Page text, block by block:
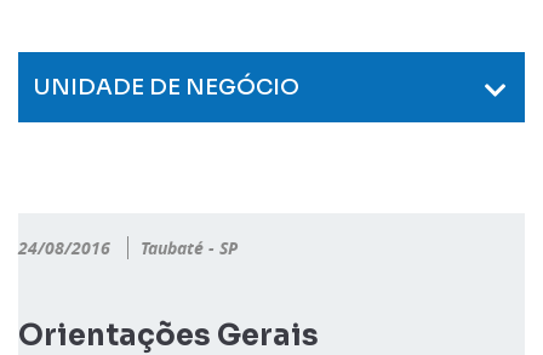
UNIDADE DE NEGÓCIO
24/08/2016 Taubaté - SP
Orientações Gerais